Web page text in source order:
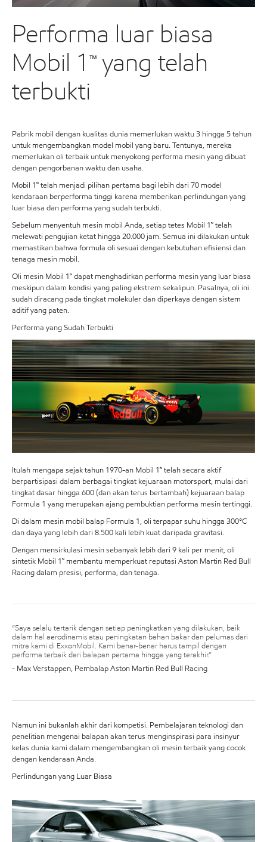
Performa luar biasa
Mobil 1™ yang telah
terbukti
Pabrik mobil dengan kualitas dunia memerlukan waktu 3 hingga 5 tahun
untuk mengembangkan model mobil yang baru. Tentunya, mereka
memerlukan oli terbaik untuk menyokong performa mesin yang dibuat
dengan pengorbanan waktu dan usaha.
Mobil 1™ telah menjadi pilihan pertama bagi lebih dari 70 model
kendaraan berperforma tinggi karena memberikan perlindungan yang
luar biasa dan performa yang sudah terbukti.
Sebelum menyentuh mesin mobil Anda, setiap tetes Mobil 1™ telah
melewati pengujian ketat hingga 20.000 jam. Semua ini dilakukan untuk
memastikan bahwa formula oli sesuai dengan kebutuhan efisiensi dan
tenaga mesin mobil.
Oli mesin Mobil 1™ dapat menghadirkan performa mesin yang luar biasa
meskipun dalam kondisi yang paling ekstrem sekalipun. Pasalnya, oli ini
sudah diracang pada tingkat molekuler dan diperkaya dengan sistem
aditif yang paten.
Performa yang Sudah Terbukti
Itulah mengapa sejak tahun 1970-an Mobil 1™ telah secara aktif
berpartisipasi dalam berbagai tingkat kejuaraan motorsport, mulai dari
tingkat dasar hingga 600 (dan akan terus bertambah) kejuaraan balap
Formula 1 yang merupakan ajang pembuktian performa mesin tertinggi.
Di dalam mesin mobil balap Formula 1, oli terpapar suhu hingga 300°C
dan daya yang lebih dari 8.500 kali lebih kuat daripada gravitasi.
Dengan mensirkulasi mesin sebanyak lebih dari 9 kali per menit, oli
sintetik Mobil 1™ membantu memperkuat reputasi Aston Martin Red Bull
Racing dalam presisi, performa, dan tenaga.
“Saya selalu tertarik dengan setiap peningkatkan yang dilakukan, baik
dalam hal aerodinamis atau peningkatan bahan bakar dan pelumas dari
mitra kami di ExxonMobil. Kami benar-benar harus tampil dengan
performa terbaik dari balapan pertama hingga yang terakhir.”
- Max Verstappen, Pembalap Aston Martin Red Bull Racing
Namun ini bukanlah akhir dari kompetisi. Pembelajaran teknologi dan
penelitian mengenai balapan akan terus menginspirasi para insinyur
kelas dunia kami dalam mengembangkan oli mesin terbaik yang cocok
dengan kendaraan Anda.
Perlindungan yang Luar Biasa